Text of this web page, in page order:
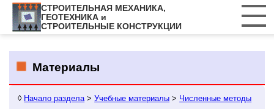
СТРОИТЕЛЬНАЯ МЕХАНИКА,
ГЕОТЕХНИКА и
СТРОИТЕЛЬНЫЕ КОНСТРУКЦИИ
Материалы
◊ Начало раздела>Учебные материалы > Численные методы